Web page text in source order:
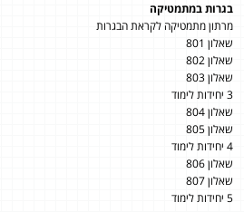
בגרות במתמטיקה
מרתון מתמטיקה לקראת הבגרות
שאלון 801
שאלון 802
שאלון 803
3 יחידות לימוד
שאלון 804
שאלון 805
4 יחידות לימוד
שאלון 806
שאלון 807
5 יחידות לימוד